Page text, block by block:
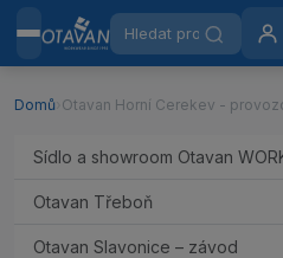
Menu
Otavan Workwear — přejít na
Hledat produkty
Domů Otavan Horní Cerekev -
Sídlo a showroom Otavan
Otavan Třeboň
Otavan Slavonice – závod